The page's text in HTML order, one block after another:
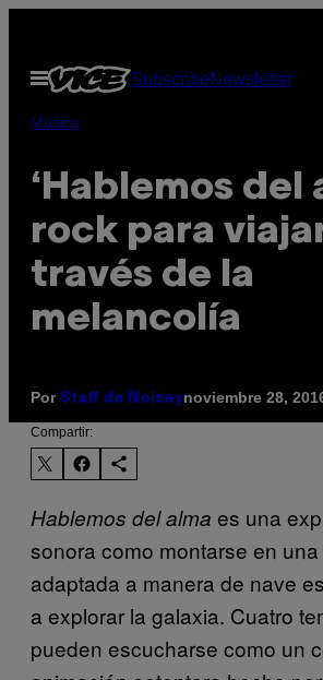
contenido
Abrir
Menú
SubscribeNewsletter
Música
‘Hablemos del
rock para
través de la
melancolía
Por Staff de Noiseynoviembre 28,
Compartir:
Hablemos del alma es una
sonora como montarse en
adaptada a manera de nave
a explorar la galaxia. Cuatro
pueden escucharse como un